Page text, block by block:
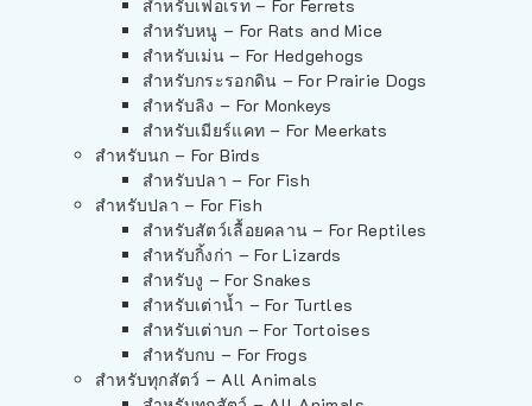
สำหรับเฟอเรท – For Ferrets
สำหรับหนู – For Rats and Mice
สำหรับเม่น – For Hedgehogs
สำหรับกระรอกดิน – For Prairie Dogs
สำหรับลิง – For Monkeys
สำหรับเมียร์แคท – For Meerkats
สำหรับนก – For Birds
สำหรับปลา – For Fish
สำหรับปลา – For Fish
สำหรับสัตว์เลื้อยคลาน – For Reptiles
สำหรับกิ้งก่า – For Lizards
สำหรับงู – For Snakes
สำหรับเต่าน้ำ – For Turtles
สำหรับเต่าบก – For Tortoises
สำหรับกบ – For Frogs
สำหรับทุกสัตว์ – All Animals